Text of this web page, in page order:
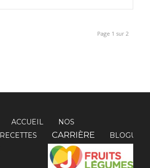
Page 1 sur 2
ACCUEIL
NOS
RECETTES CARRIÈRE
BLOGUE